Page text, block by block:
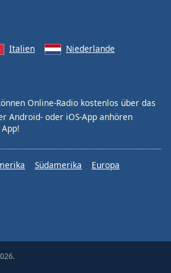
Italien
Niederlande
Online-Radio kostenlos über das
Android- oder iOS-App anhören
App!
Südamerika
Europa